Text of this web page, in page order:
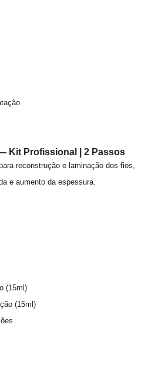
Kit Profissional | 2 Passos
reconstrução e laminação dos fios,
e aumento da espessura.
(15ml)
(15ml)